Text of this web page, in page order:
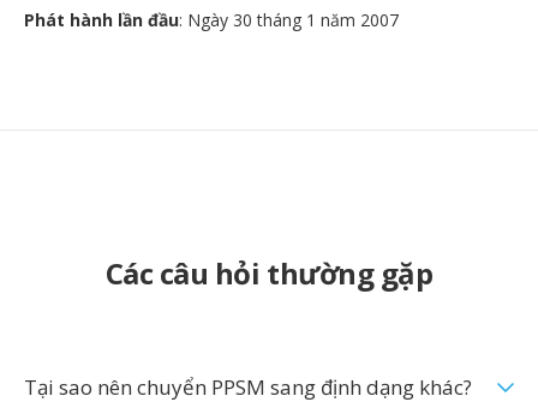
Phát hành lần đầu: Ngày 30 tháng 1 năm 2007
Các câu hỏi thường gặp
Tại sao nên chuyển PPSM sang định dạng khác?